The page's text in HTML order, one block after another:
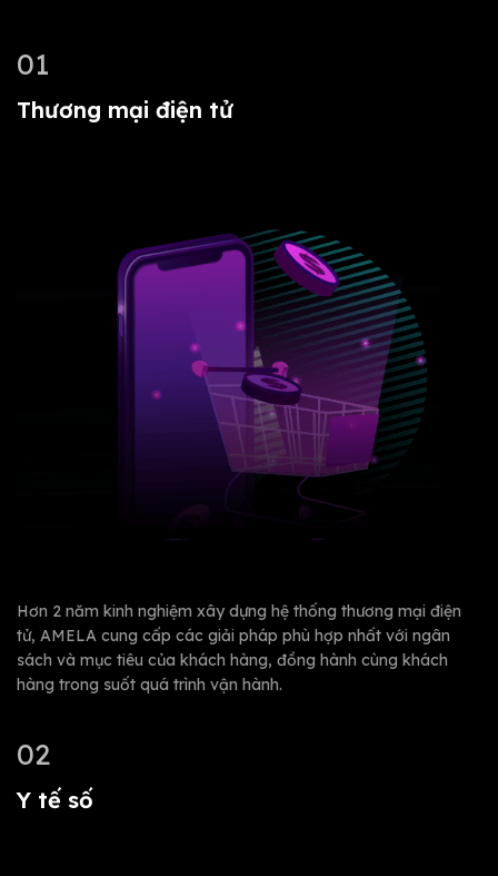
01
Thương mại điện tử
Hơn 2 năm kinh nghiệm xây dựng hệ thống thương mại điện
tử, AMELA cung cấp các giải pháp phù hợp nhất với ngân
sách và mục tiêu của khách hàng, đồng hành cùng khách
hàng trong suốt quá trình vận hành.
02
Y tế số